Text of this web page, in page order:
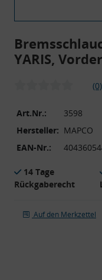
YARIS,
(0)
Art.Nr.:
3598
Hersteller: MAPCO
EAN-Nr.:
14 Tage
Rückgaberecht
Auf den Merkzettel